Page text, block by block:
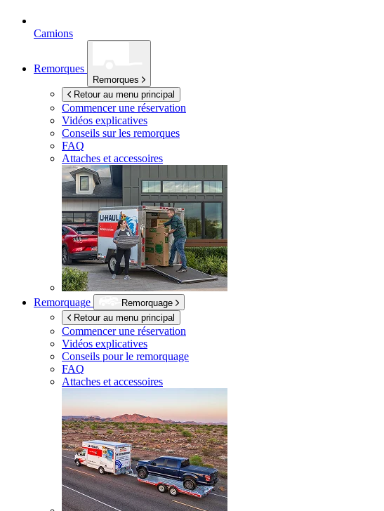
Camions
Remorques
Remorques
Retour au menu principal
Commencer une réservation
Vidéos explicatives
Conseils sur les remorques
FAQ
Attaches et accessoires
Remorquage
Remorquage
Retour au menu principal
Commencer une réservation
Vidéos explicatives
Conseils pour le remorquage
FAQ
Attaches et accessoires